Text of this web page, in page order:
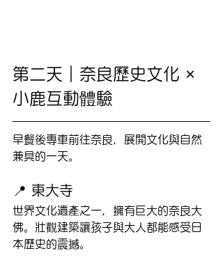
第二天｜奈良歷史文化 ×
小鹿互動體驗
早餐後專車前往奈良，展開文化與自然
兼具的一天。
📍 東大寺
世界文化遺產之一，擁有巨大的奈良大
佛。壯觀建築讓孩子與大人都能感受日
本歷史的震撼。